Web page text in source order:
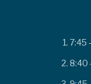
7:45
8:40